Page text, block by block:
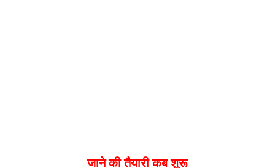
जाने की तैयारी कब शुरू